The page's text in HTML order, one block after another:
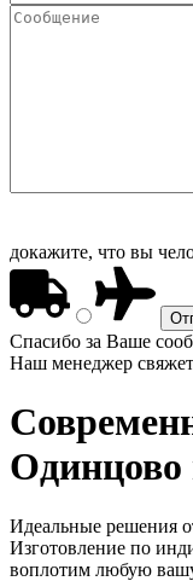
докажите, что вы
Спасибо за Ваше
Наш менеджер
Одинцово
Идеальные решения
Изготовление по
воплотим любую